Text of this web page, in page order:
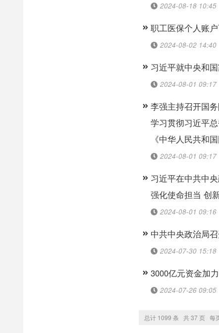
2024-08-18 10:45
职工医保个人账
2024-08-02 14:40
习近平就中央和
2024-08-01 09:17
李强主持召开国
学习贯彻习近平
《中华人民共和
2024-08-01 09:17
习近平在中共中
强化使命担当 创
2024-08-01 09:16
中共中央政治局
2024-07-30 15:18
3000亿元资金加
2024-07-26 09:05
总计 1099 条 共 37 页 每